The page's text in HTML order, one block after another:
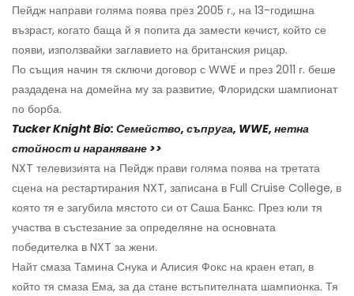
Пейдж направи голяма поява през 2005 г., на 13-годишна
възраст, когато баща й я попита да замести кечист, който се
появи, използвайки заглавието на британския рицар.
По същия начин тя сключи договор с WWE и през 2011 г. беше
раздадена на домейна му за развитие, Флоридски шампионат
по борба.
Tucker Knight Bio: Семейство, съпруга, WWE, нетна
стойност и нараняване >>
NXT телевизията на Пейдж прави голяма поява на третата
сцена на рестартирания NXT, записана в Full Cruise College, в
която тя е загубила мястото си от Саша Банкс. През юли тя
участва в състезание за определяне на основната
победителка в NXT за жени.
Найт смаза Тамина Снука и Алисия Фокс на краен етап, в
който тя смаза Ема, за да стане встъпителната шампионка. Тя